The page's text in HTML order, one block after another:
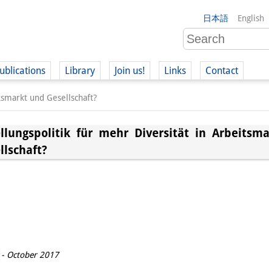
日本語 English
Library Join us!
(German)
Links Contact
und Gesellschaft?
für mehr Diversität in
October 2017